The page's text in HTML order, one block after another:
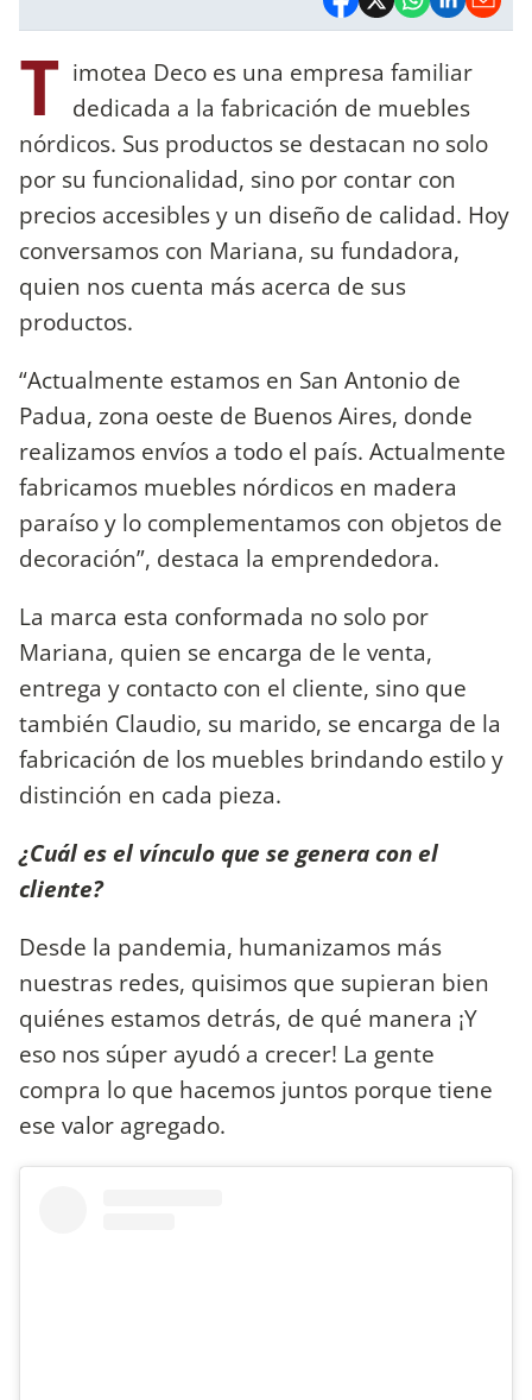
T imotea Deco es una empresa familiar
dedicada a la fabricación de muebles
nórdicos. Sus productos se destacan no solo
por su funcionalidad, sino por contar con
precios accesibles y un diseño de calidad. Hoy
conversamos con Mariana, su fundadora,
quien nos cuenta más acerca de sus
productos.
“Actualmente estamos en San Antonio de
Padua, zona oeste de Buenos Aires, donde
realizamos envíos a todo el país. Actualmente
fabricamos muebles nórdicos en madera
paraíso y lo complementamos con objetos de
decoración”, destaca la emprendedora.
La marca esta conformada no solo por
Mariana, quien se encarga de le venta,
entrega y contacto con el cliente, sino que
también Claudio, su marido, se encarga de la
fabricación de los muebles brindando estilo y
distinción en cada pieza.
¿Cuál es el vínculo que se genera con el
cliente?
Desde la pandemia, humanizamos más
nuestras redes, quisimos que supieran bien
quiénes estamos detrás, de qué manera ¡Y
eso nos súper ayudó a crecer! La gente
compra lo que hacemos juntos porque tiene
ese valor agregado.